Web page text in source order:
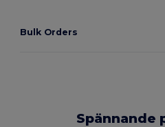
Bulk Orders
Spännande